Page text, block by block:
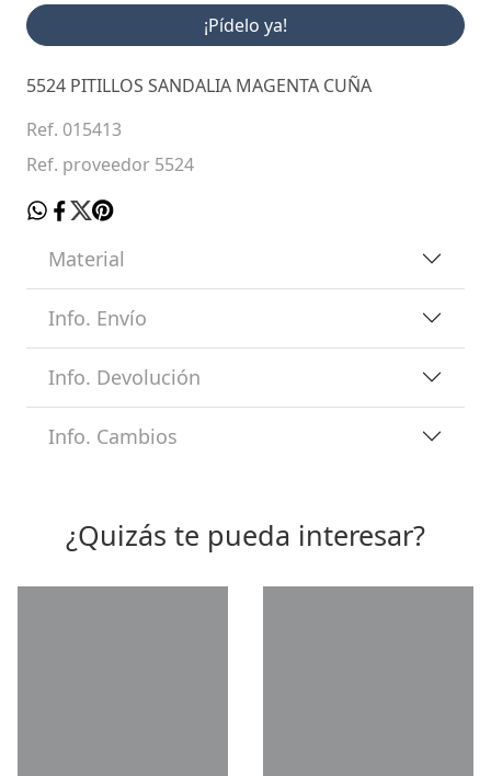
¡Pídelo ya!
5524 PITILLOS SANDALIA MAGENTA CUÑA
Ref. 015413
Ref. proveedor 5524
Material
Info. Envío
Info. Devolución
Info. Cambios
¿Quizás te pueda interesar?